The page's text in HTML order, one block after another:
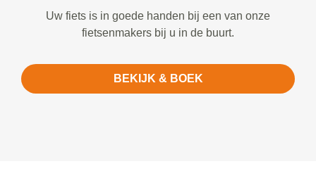
Uw fiets is in goede handen bij een van onze
fietsenmakers bij u in de buurt.
BEKIJK & BOEK